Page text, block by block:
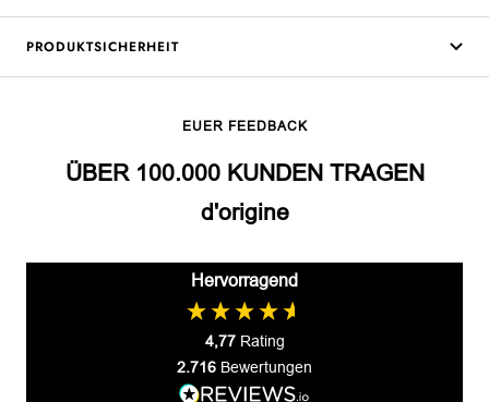
PRODUKTSICHERHEIT
EUER FEEDBACK
ÜBER 100.000 KUNDEN TRAGEN
d'origine
Hervorragend
4,77 Rating
2.716 Bewertungen